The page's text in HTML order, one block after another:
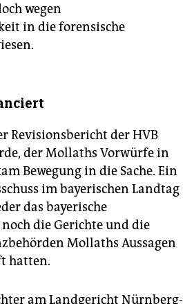
wegen
in die forensische
Revisionsbericht der HVB
der Mollaths Vorwürfe in
Bewegung in die Sache. Ein
im bayerischen Landtag
das bayerische
die Gerichte und die
Mollaths Aussagen
hatten.
am Landgericht Nürnberg-